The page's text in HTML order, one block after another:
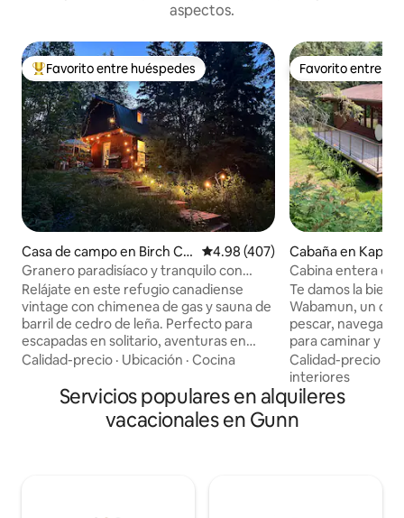
aspectos.
Favorito entre huéspedes preferido
Favorito entre huéspedes
Casa de campo en Birch Co
ve
Calificación promedio: 4.98 de
4.98 (407)
Granero paradisíaco y tranquilo con
Starlink y sauna
Relájate en este refugio canadiense
vintage con chimenea de gas y sauna de
barril de cedro de leña. Perfecto para
escapadas en solitario, aventuras en
pareja y viajes de trabajo; este acogedor
nostálgica con el encanto reparador.
Disfruta de las vistas a la naturaleza, la
música en vinilo y los espacios ideales
Calidad-precio · Ubicación · Cocina
Favorito entre
Favorito entre
Cabaña en
Cabina entera en
Te damos la
Wabamun, un
pescar, navegar y
para caminar y
campos de golf
Ubicado a solo 55
Edmonton, a 30
límites de la ciudad. Tenemos
acogedora
Calidad-precio
interiores
Servicios populares en alquileres
vacacionales en Gunn